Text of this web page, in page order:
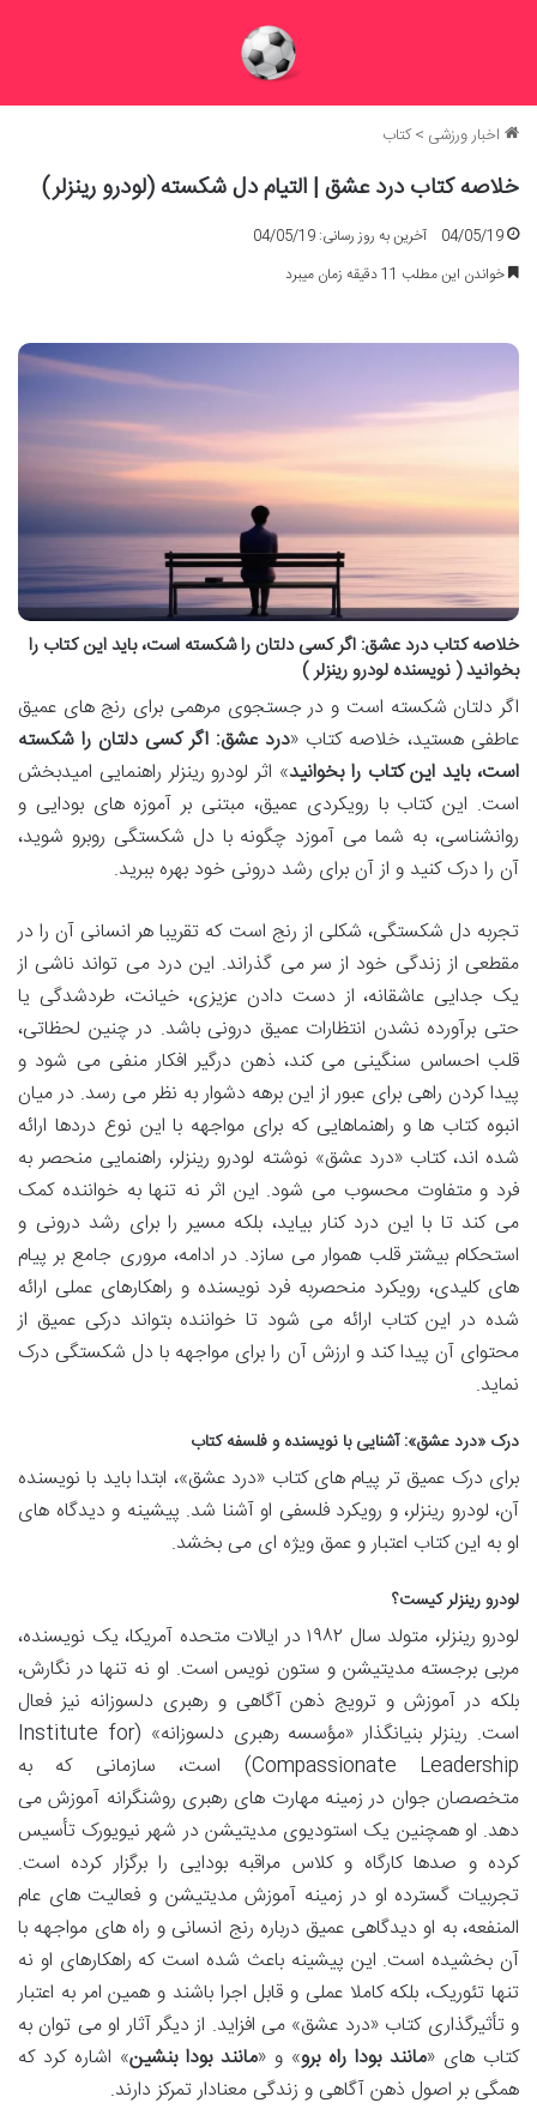
اخبار ورزشی >کتاب
خلاصه کتاب درد عشق | التیام دل شکسته (لودرو رینزلر)
04/05/19
آخرین به روز رسانی: 04/05/19
خواندن این مطلب 11 دقیقه زمان میبرد
خلاصه کتاب درد عشق: اگر کسی دلتان را شکسته است، باید این کتاب را
بخوانید ( نویسنده لودرو رینزلر )
اگر دلتان شکسته است و در جستجوی مرهمی برای رنج های عمیق
عاطفی هستید، خلاصه کتاب «درد عشق: اگر کسی دلتان را شکسته
است، باید این کتاب را بخوانید» اثر لودرو رینزلر راهنمایی امیدبخش
است. این کتاب با رویکردی عمیق، مبتنی بر آموزه های بودایی و
روانشناسی، به شما می آموزد چگونه با دل شکستگی روبرو شوید،
آن را درک کنید و از آن برای رشد درونی خود بهره ببرید.
تجربه دل شکستگی، شکلی از رنج است که تقریبا هر انسانی آن را در
مقطعی از زندگی خود از سر می گذراند. این درد می تواند ناشی از
یک جدایی عاشقانه، از دست دادن عزیزی، خیانت، طردشدگی یا
حتی برآورده نشدن انتظارات عمیق درونی باشد. در چنین لحظاتی،
قلب احساس سنگینی می کند، ذهن درگیر افکار منفی می شود و
پیدا کردن راهی برای عبور از این برهه دشوار به نظر می رسد. در میان
انبوه کتاب ها و راهنماهایی که برای مواجهه با این نوع دردها ارائه
شده اند، کتاب «درد عشق» نوشته لودرو رینزلر، راهنمایی منحصر به
فرد و متفاوت محسوب می شود. این اثر نه تنها به خواننده کمک
می کند تا با این درد کنار بیاید، بلکه مسیر را برای رشد درونی و
استحکام بیشتر قلب هموار می سازد. در ادامه، مروری جامع بر پیام
های کلیدی، رویکرد منحصربه فرد نویسنده و راهکارهای عملی ارائه
شده در این کتاب ارائه می شود تا خواننده بتواند درکی عمیق از
محتوای آن پیدا کند و ارزش آن را برای مواجهه با دل شکستگی درک
نماید.
درک «درد عشق»: آشنایی با نویسنده و فلسفه کتاب
برای درک عمیق تر پیام های کتاب «درد عشق»، ابتدا باید با نویسنده
آن، لودرو رینزلر، و رویکرد فلسفی او آشنا شد. پیشینه و دیدگاه های
او به این کتاب اعتبار و عمق ویژه ای می بخشد.
لودرو رینزلر کیست؟
لودرو رینزلر، متولد سال ۱۹۸۲ در ایالات متحده آمریکا، یک نویسنده،
مربی برجسته مدیتیشن و ستون نویس است. او نه تنها در نگارش،
بلکه در آموزش و ترویج ذهن آگاهی و رهبری دلسوزانه نیز فعال
است. رینزلر بنیانگذار «مؤسسه رهبری دلسوزانه» (Institute for
Compassionate Leadership) است، سازمانی که به
متخصصان جوان در زمینه مهارت های رهبری روشنگرانه آموزش می
دهد. او همچنین یک استودیوی مدیتیشن در شهر نیویورک تأسیس
کرده و صدها کارگاه و کلاس مراقبه بودایی را برگزار کرده است.
تجربیات گسترده او در زمینه آموزش مدیتیشن و فعالیت های عام
المنفعه، به او دیدگاهی عمیق درباره رنج انسانی و راه های مواجهه با
آن بخشیده است. این پیشینه باعث شده است که راهکارهای او نه
تنها تئوریک، بلکه کاملا عملی و قابل اجرا باشند و همین امر به اعتبار
و تأثیرگذاری کتاب «درد عشق» می افزاید. از دیگر آثار او می توان به
کتاب های «مانند بودا راه برو» و «مانند بودا بنشین» اشاره کرد که
همگی بر اصول ذهن آگاهی و زندگی معنادار تمرکز دارند.